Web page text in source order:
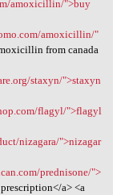
amoxicillin/">buy
amoxicillin/"
from canada
staxyn/">staxyn
flagyl/">flagyl
nizagara/">nizagar
prednisone/">
a> <a